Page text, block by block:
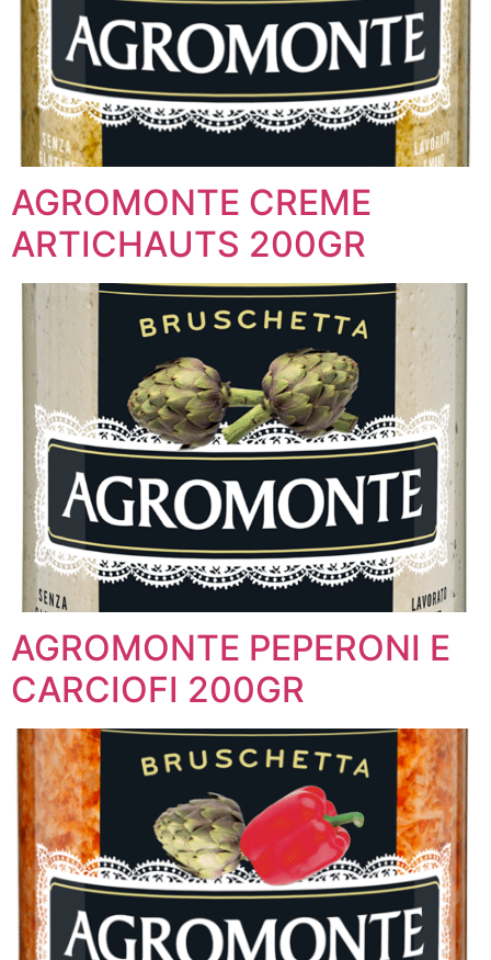
AGROMONTE CREME
ARTICHAUTS 200GR
AGROMONTE PEPERONI E
CARCIOFI 200GR